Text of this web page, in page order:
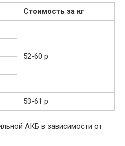
Стоимость за кг
52-60 р
53-61 р
АКБ в зависимости от